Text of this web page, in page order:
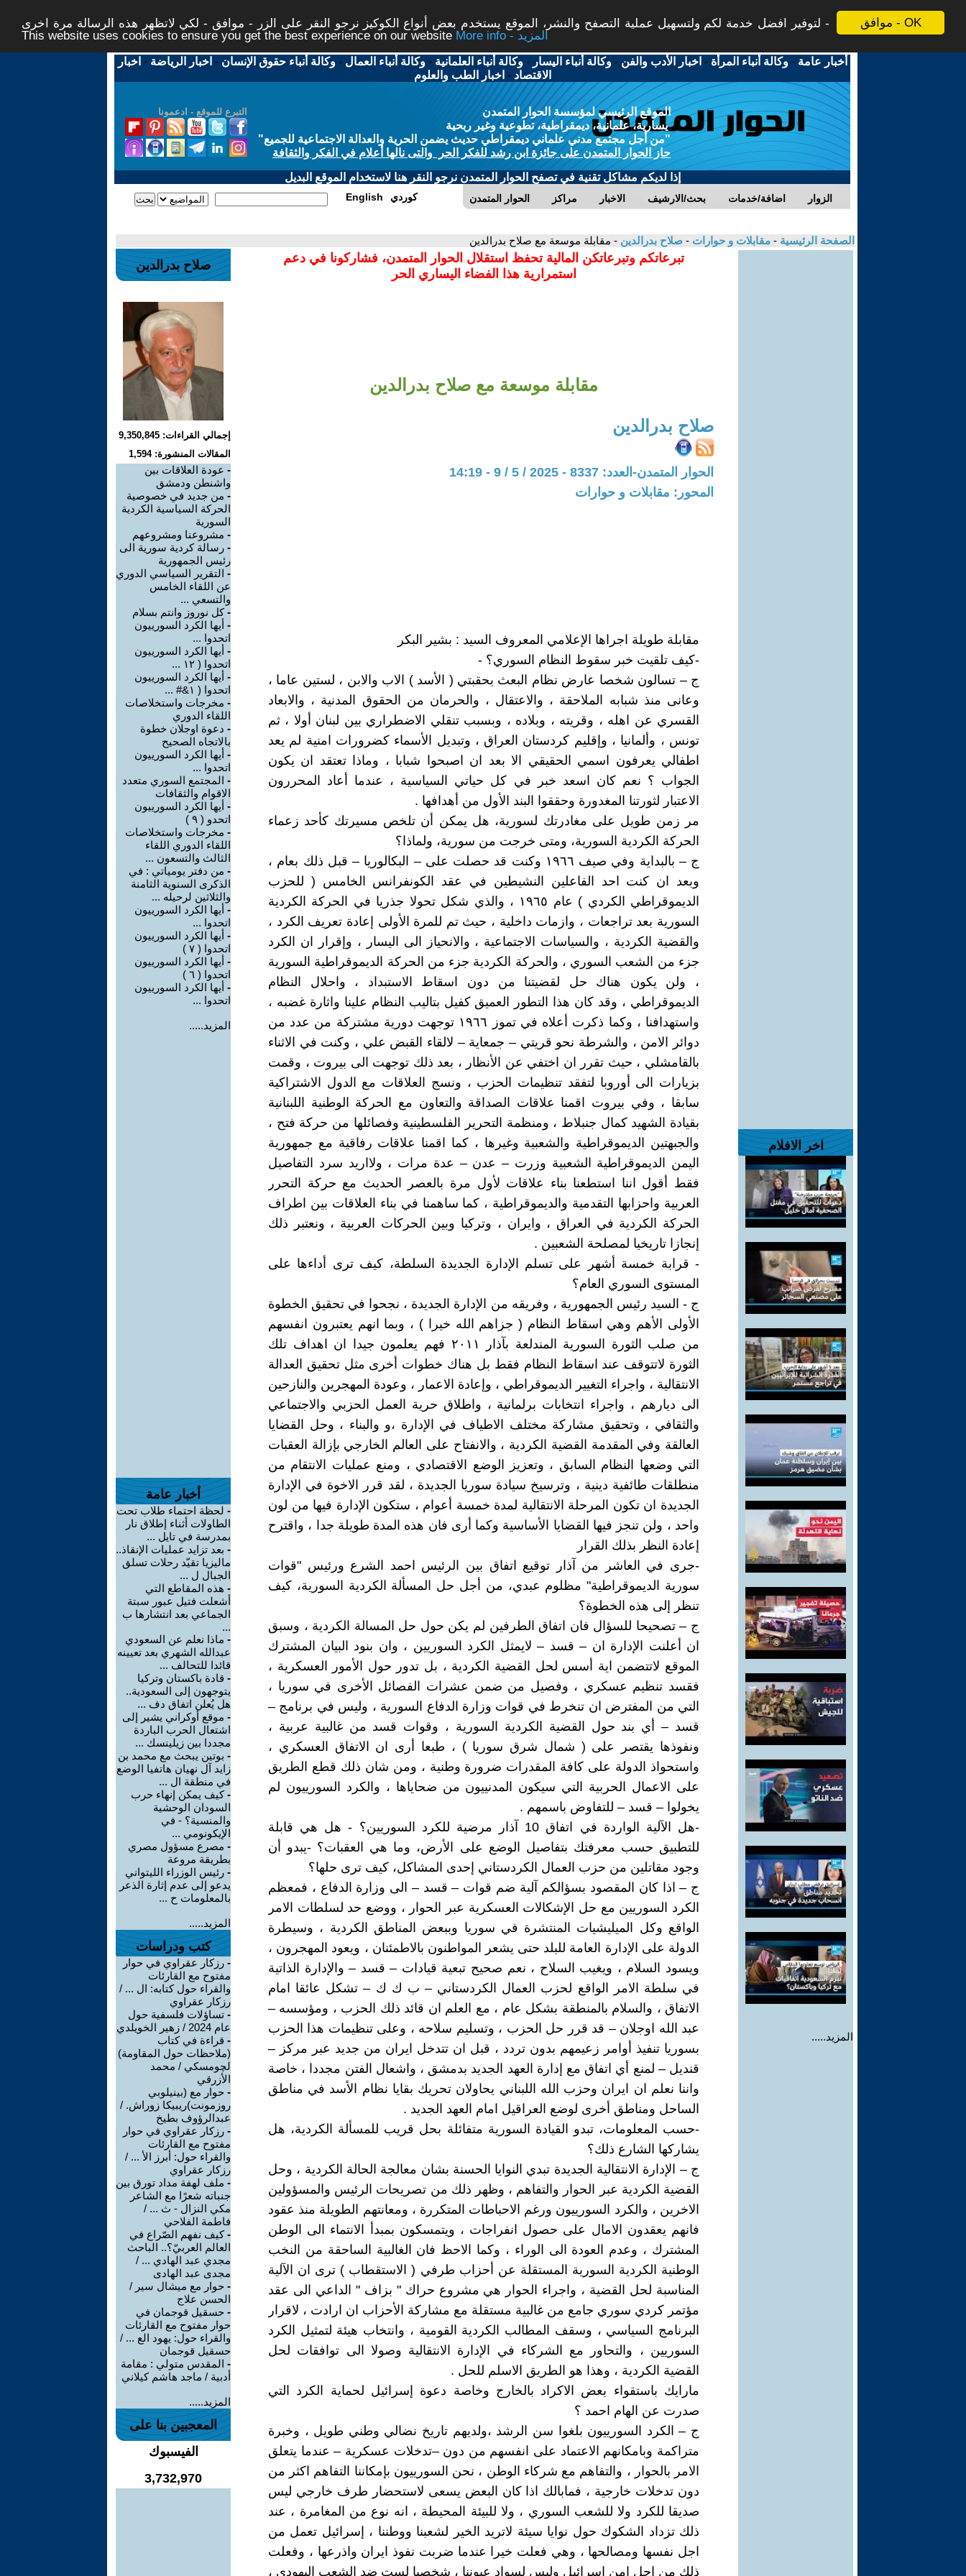
موافق - OK
لتوفير افضل خدمة لكم ولتسهيل عملية التصفح والنشر، الموقع يستخدم بعض أنواع الكوكيز نرجو النقر على الزر - موافق - لكي لاتظهر هذه الرسالة مرة اخرى -
This website uses cookies to ensure you get the best experience on our website
More info - المزيد
أخبار عامة -وكالة أنباء المرأة - اخبار الأدب والفن -وكالة أنباء اليسار -وكالة أنباء العلمانية -وكالة أنباء العمال -وكالة أنباء حقوق الإنسان - اخبار الرياضة - اخبار
الاقتصاد - اخبار الطب والعلوم
التبرع للموقع - ادعمونا
الموقع الرئيسي لمؤسسة الحوار المتمدن
يسارية، علمانية، ديمقراطية، تطوعية وغير ربحية
"من أجل مجتمع مدني علماني ديمقراطي حديث يضمن الحرية والعدالة الاجتماعية للجميع"
حاز الحوار المتمدن على جائزة ابن رشد للفكر الحر والتى نالها أعلام في الفكر والثقافة
إذا لديكم مشاكل تقنية في تصفح الحوار المتمدن نرجو النقر هنا لاستخدام الموقع البديل
الحوار المتمدن مراكز الاخبار بحث/الارشيف اضافة/خدمات الزوار English كوردي
الصفحة الرئيسية - مقابلات و حوارات - صلاح بدرالدين - مقابلة موسعة مع صلاح بدرالدين
اخر الافلام
المزيد.....
تبرعاتكم وتبرعاتكن المالية تحفظ استقلال الحوار المتمدن، فشاركونا في دعم
استمرارية هذا الفضاء اليساري الحر
مقابلة موسعة مع صلاح بدرالدين
صلاح بدرالدين
الحوار المتمدن-العدد: 8337 - 2025 / 5 / 9 - 14:19
المحور: مقابلات و حوارات
مقابلة طويلة اجراها الإعلامي المعروف السيد : بشير البكر
-كيف تلقيت خبر سقوط النظام السوري؟ -
ج – تسالون شخصا عارض نظام البعث بحقبتي ( الأسد ) الاب والابن ، لستين عاما ،
وعانى منذ شبابه الملاحقة ، والاعتقال ، والحرمان من الحقوق المدنية ، والابعاد
القسري عن اهله ، وقريته ، وبلاده ، وبسبب تنقلي الاضطراري بين لبنان أولا ، ثم
تونس ، وألمانيا ، وإقليم كردستان العراق ، وتبديل الأسماء كضرورات امنية لم يعد
اطفالي يعرفون اسمي الحقيقي الا بعد ان اصبحوا شبابا ، وماذا تعتقد ان يكون
الجواب ؟ نعم كان اسعد خبر في كل حياتي السياسية ، عندما أعاد المحررون
الاعتبار لثورتنا المغدورة وحققوا البند الأول من أهدافها .
مر زمن طويل على مغادرتك لسورية، هل يمكن أن تلخص مسيرتك كأحد زعماء
الحركة الكردية السورية، ومتى خرجت من سورية، ولماذا؟
ج – بالبداية وفي صيف ١٩٦٦ وكنت قد حصلت على – البكالوريا – قبل ذلك بعام ،
وبعد ان كنت احد الفاعلين النشيطين في عقد الكونفرانس الخامس ( للحزب
الديموقراطي الكردي ) عام ١٩٦٥ ، والذي شكل تحولا جذريا في الحركة الكردية
السورية بعد تراجعات ، وازمات داخلية ، حيث تم للمرة الأولى إعادة تعريف الكرد ،
والقضية الكردية ، والسياسات الاجتماعية ، والانحياز الى اليسار ، وإقرار ان الكرد
جزء من الشعب السوري ، والحركة الكردية جزء من الحركة الديموقراطية السورية
، ولن يكون هناك حل لقضيتنا من دون اسقاط الاستبداد ، واحلال النظام
الديموقراطي ، وقد كان هذا التطور العميق كفيل بتاليب النظام علينا واثارة غضبه ،
واستهدافنا ، وكما ذكرت أعلاه في تموز ١٩٦٦ توجهت دورية مشتركة من عدد من
دوائر الامن ، والشرطة نحو قريتي – جمعاية – لالقاء القبض علي ، وكنت في الاثناء
بالقامشلي ، حيث تقرر ان اختفي عن الأنظار ، بعد ذلك توجهت الى بيروت ، وقمت
بزيارات الى أوروبا لتفقد تنظيمات الحزب ، ونسج العلاقات مع الدول الاشتراكية
سابقا ، وفي بيروت اقمنا علاقات الصداقة والتعاون مع الحركة الوطنية اللبنانية
بقيادة الشهيد كمال جنبلاط ، ومنظمة التحرير الفلسطينية وفصائلها من حركة فتح ،
والجبهتين الديموقراطية والشعبية وغيرها ، كما اقمنا علاقات رفاقية مع جمهورية
اليمن الديموقراطية الشعبية وزرت – عدن – عدة مرات ، ولااريد سرد التفاصيل
فقط أقول اننا استطعنا بناء علاقات لأول مرة بالعصر الحديث مع حركة التحرر
العربية واحزابها التقدمية والديموقراطية ، كما ساهمنا في بناء العلاقات بين اطراف
الحركة الكردية في العراق ، وايران ، وتركيا وبين الحركات العربية ، ونعتبر ذلك
إنجازا تاريخيا لمصلحة الشعبين .
- قرابة خمسة أشهر على تسلم الإدارة الجديدة السلطة، كيف ترى أداءها على
المستوى السوري العام؟
ج - السيد رئيس الجمهورية ، وفريقه من الإدارة الجديدة ، نجحوا في تحقيق الخطوة
الأولى الأهم وهي اسقاط النظام ( جزاهم الله خيرا ) ، وبما انهم يعتبرون انفسهم
من صلب الثورة السورية المندلعة بآذار ٢٠١١ فهم يعلمون جيدا ان اهداف تلك
الثورة لاتتوقف عند اسقاط النظام فقط بل هناك خطوات أخرى مثل تحقيق العدالة
الانتقالية ، واجراء التغيير الديموقراطي ، وإعادة الاعمار ، وعودة المهجرين والنازحين
الى ديارهم ، واجراء انتخابات برلمانية ، واطلاق حرية العمل الحزبي والاجتماعي
والثقافي ، وتحقيق مشاركة مختلف الاطياف في الإدارة ،و والبناء ، وحل القضايا
العالقة وفي المقدمة القضية الكردية ، والانفتاح على العالم الخارجي بإزالة العقبات
التي وضعها النظام السابق ، وتعزيز الوضع الاقتصادي ، ومنع عمليات الانتقام من
منطلقات طائفية دينية ، وترسيخ سيادة سوريا الجديدة ، لقد قرر الاخوة في الإدارة
الجديدة ان تكون المرحلة الانتقالية لمدة خمسة أعوام ، ستكون الإدارة فيها من لون
واحد ، ولن تنجز فيها القضايا الأساسية وكما أرى فان هذه المدة طويلة جدا ، واقترح
إعادة النظر بذلك القرار
-جرى في العاشر من آذار توقيع اتفاق بين الرئيس احمد الشرع ورئيس "قوات
سورية الديموقراطية" مظلوم عبدي، من أجل حل المسألة الكردية السورية، كيف
تنظر إلى هذه الخطوة؟
ج – تصحيحا للسؤال فان اتفاق الطرفين لم يكن حول حل المسالة الكردية ، وسبق
ان أعلنت الإدارة ان – قسد – لايمثل الكرد السوريين ، وان بنود البيان المشترك
الموقع لاتتضمن اية أسس لحل القضية الكردية ، بل تدور حول الأمور العسكرية ،
فقسد تنظيم عسكري ، وفصيل من ضمن عشرات الفصائل الأخرى في سوريا ،
التي من المفترض ان تنخرط في قوات وزارة الدفاع السورية ، وليس في برنامج –
قسد – أي بند حول القضية الكردية السورية ، وقوات قسد من غالبية عربية ،
ونفوذها يقتصر على ( شمال شرق سوريا ) ، طبعا أرى ان الاتفاق العسكري ،
واستحواذ الدولة على كافة المقدرات ضرورة وطنية ، ومن شان ذلك قطع الطريق
على الاعمال الحربية التي سيكون المدنييون من ضحاياها ، والكرد السورييون لم
يخولوا – قسد – للتفاوض باسمهم .
-هل الآلية الواردة في اتفاق 10 آذار مرضية للكرد السوريين؟ - هل هي قابلة
للتطبيق حسب معرفتك بتفاصيل الوضع على الأرض، وما هي العقبات؟ -يبدو أن
وجود مقاتلين من حزب العمال الكردستاني إحدى المشاكل، كيف ترى حلها؟
ج – اذا كان المقصود بسؤالكم آلية ضم قوات – قسد – الى وزارة الدفاع ، فمعظم
الكرد السوريين مع حل الإشكالات العسكرية عبر الحوار ، ووضع حد لسلطات الامر
الواقع وكل الميليشيات المنتشرة في سوريا وببعض المناطق الكردية ، وسيطرة
الدولة على الإدارة العامة للبلد حتى يشعر المواطنون بالاطمئنان ، ويعود المهجرون ،
ويسود السلام ، ويغيب السلاح ، نعم صحيح تبعية قيادات – قسد – والإدارة الذاتية
في سلطة الامر الواقع لحزب العمال الكردستاني – ب ك ك – تشكل عائقا امام
الاتفاق ، والسلام بالمنطقة بشكل عام ، مع العلم ان قائد ذلك الحزب ، ومؤسسه –
عبد الله اوجلان – قد قرر حل الحزب ، وتسليم سلاحه ، وعلى تنظيمات هذا الحزب
بسوريا تنفيذ أوامر زعيمهم بدون تردد ، قبل ان تتدخل ايران من جديد عبر مركز –
قنديل – لمنع أي اتفاق مع إدارة العهد الجديد بدمشق ، واشعال الفتن مجددا ، خاصة
واننا نعلم ان ايران وحزب الله اللبناني يحاولان تحريك بقايا نظام الأسد في مناطق
الساحل ومناطق أخرى لوضع العراقيل امام العهد الجديد .
-حسب المعلومات، تبدو القيادة السورية متفائلة بحل قريب للمسألة الكردية، هل
يشاركها الشارع ذلك؟
ج – الإدارة الانتقالية الجديدة تبدي النوايا الحسنة بشان معالجة الحالة الكردية ، وحل
القضية الكردية عبر الحوار والتفاهم ، وظهر ذلك من تصريحات الرئيس والمسؤولين
الاخرين ، والكرد السورييون ورغم الاحباطات المتكررة ، ومعانتهم الطويلة منذ عقود
فانهم يعقدون الامال على حصول انفراجات ، ويتمسكون بمبدأ الانتماء الى الوطن
المشترك ، وعدم العودة الى الوراء ، وكما الاحظ فان الغالبية الساحقة من النخب
الوطنية الكردية السورية المستقلة عن أحزاب طرفي ( الاستقطاب ) ترى ان الآلية
المناسبة لحل القضية ، واجراء الحوار هي مشروع حراك " بزاف " الداعي الى عقد
مؤتمر كردي سوري جامع من غالبية مستقلة مع مشاركة الأحزاب ان ارادت ، لاقرار
البرنامج السياسي ، وسقف المطالب الكردية القومية ، وانتخاب هيئة لتمثيل الكرد
السوريين ، والتحاور مع الشركاء في الإدارة الانتقالية وصولا الى توافقات لحل
القضية الكردية ، وهذا هو الطريق الاسلم للحل .
مارايك باستقواء بعض الاكراد بالخارج وخاصة دعوة إسرائيل لحماية الكرد التي
صدرت عن الهام احمد ؟
ج – الكرد السورييون بلغوا سن الرشد ،ولديهم تاريخ نضالي وطني طويل ، وخبرة
متراكمة وبامكانهم الاعتماد على انفسهم من دون –تدخلات عسكرية – عندما يتعلق
الامر بالحوار ، والتفاهم مع شركاء الوطن ، نحن السورييون بإمكاننا التفاهم اكثر من
دون تدخلات خارجية ، فمابالك اذا كان البعض يسعى لاستحضار طرف خارجي ليس
صديقا للكرد ولا للشعب السوري ، ولا للبيئة المحيطة ، انه نوع من المغامرة ، عند
ذلك تزداد الشكوك حول نوايا سيئة لاتريد الخير لشعبنا ووطننا ، إسرائيل تعمل من
اجل نفسها ومصالحها ، وهي فعلت خيرا عندما ضربت نفوذ ايران واذرعها ، وفعلت
ذلك من اجل امن إسرائيل وليس لسواد عيوننا ، شخصيا لست ضد الشعب اليهودي ،
صلاح بدرالدين
إجمالي القراءات: 9,350,845
المقالات المنشورة: 1,594
- عودة العلاقات بين
واشنطن ودمشق
- من جديد في خصوصية
الحركة السياسية الكردية
السورية
- مشروعنا ومشروعهم
- رسالة كردية سورية الى
رئيس الجمهورية
- التقرير السياسي الدوري
عن اللقاء الخامس
والتسعي ...
-كل نوروز وانتم بسلام
- أيها الكرد السورييون
اتحدوا ...
- أيها الكرد السورييون
اتحدوا ( ١٢ ...
- أيها الكرد السورييون
اتحدوا ( ١&# ...
- مخرجات واستخلاصات
اللقاء الدوري
- دعوة اوجلان خطوة
بالاتجاه الصحيح
- أيها الكرد السورييون
اتحدوا ...
- المجتمع السوري متعدد
الاقوام والثقافات
- أيها الكرد السورييون
اتحدو ( ٩ )
- مخرجات واستخلاصات
اللقاء الدوري اللقاء
الثالث والتسعون ...
- من دفتر يومياتي : في
الذكرى السنوية الثامنة
والثلاثين لرحيله ...
- أيها الكرد السورييون
اتحدوا ...
- أيها الكرد السورييون
اتحدوا ( ٧ )
- أيها الكرد السورييون
اتحدوا ( ٦ )
- أيها الكرد السورييون
اتحدوا ...
المزيد.....
أخبار عامة
- لحظة احتماء طلاب تحت
الطاولات أثناء إطلاق نار
بمدرسة في تايل ...
- بعد تزايد عمليات الإنقاذ..
ماليزيا تقيّد رحلات تسلق
الجبال ل ...
- هذه المقاطع التي
أشعلت فتيل عبور سبتة
الجماعي بعد انتشارها ب
...
- ماذا نعلم عن السعودي
عبدالله الشهري بعد تعيينه
قائدا للتحالف ...
- قادة باكستان وتركيا
يتوجهون إلى السعودية..
هل يُعلن اتفاق دف ...
- موقع أوكراني يشير إلى
اشتعال الحرب الباردة
مجددا بين زيلينسك ...
- بوتين يبحث مع محمد بن
زايد آل نهيان هاتفيا الوضع
في منطقة ال ...
-كيف يمكن إنهاء حرب
السودان الوحشية
والمنسية؟ - في
الإيكونومي ...
- مصرع مسؤول مصري
بطريقة مروعة
- رئيس الوزراء الليتواني
يدعو إلى عدم إثارة الذعر
بالمعلومات ح ...
المزيد.....
كتب ودراسات
- رزكار عقراوي في حوار
مفتوح مع القارئات
والقراء حول كتابه: ال ... /
رزكار عقراوي
- تساؤلات فلسفية حول
عام 2024 / زهير الخويلدي
- قراءة في كتاب
(ملاحظات حول المقاومة)
لچومسكي / محمد
الأزرقي
- حوار مع (بينيلوبي
روزمونت)ريبيكا زوراش. /
عبدالرؤوف بطيخ
- رزكار عقراوي في حوار
مفتوح مع القارئات
والقراء حول: أبرز الأ ... /
رزكار عقراوي
- ملف لهفة مداد تورق بين
جنباته شعرًا مع الشاعر
مكي النزال - ث ... /
فاطمة الفلاحي
-كيف نفهم الصّراع في
العالم العربيّ؟.. الباحث
مجدي عبد الهادي ... /
مجدى عبد الهادى
- حوار مع ميشال سير /
الحسن علاج
- حسقيل قوجمان في
حوار مفتوح مع القارئات
والقراء حول: يهود الع ... /
حسقيل قوجمان
- المقدس متولي : مقامة
أدبية / ماجد هاشم كيلاني
المزيد.....
المعجبين بنا على
الفيسبوك
3,732,970